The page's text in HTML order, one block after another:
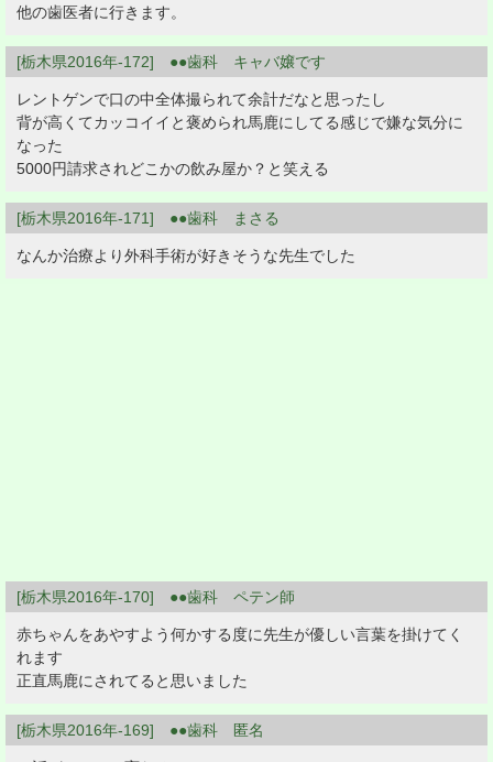
他の歯医者に行きます。
[栃木県2016年-172] ●●歯科 キャバ嬢です
レントゲンで口の中全体撮られて余計だなと思ったし
背が高くてカッコイイと褒められ馬鹿にしてる感じで嫌な気分に
なった
5000円請求されどこかの飲み屋か？と笑える
[栃木県2016年-171] ●●歯科 まさる
なんか治療より外科手術が好きそうな先生でした
[栃木県2016年-170] ●●歯科 ペテン師
赤ちゃんをあやすよう何かする度に先生が優しい言葉を掛けてく
れます
正直馬鹿にされてると思いました
[栃木県2016年-169] ●●歯科 匿名